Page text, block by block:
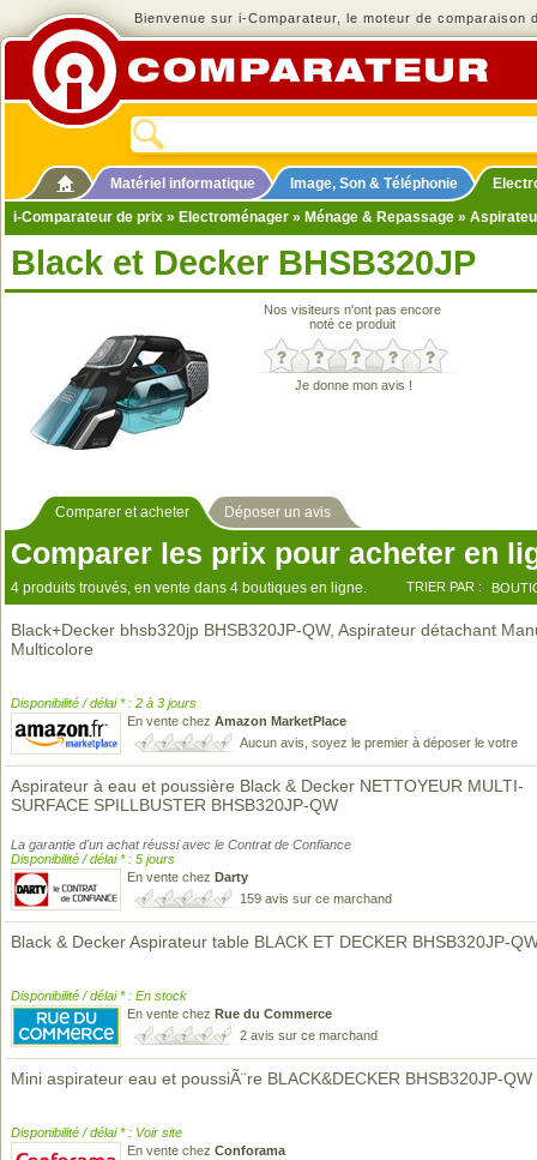
Bienvenue sur i-Comparateur, le moteur de comparaison
Matériel informatique Image, Son & Téléphonie
i-Comparateur de prix » Electroménager » Ménage & Repassage »
Black et Decker BHSB320JP
Nos visiteurs n'ont pas encore
noté ce produit
Je donne mon avis !
Comparer et acheter Déposer un avis
Comparer les prix pour acheter en
4 produits trouvés, en vente dans 4 boutiques en ligne. TRIER PAR :
Black+Decker bhsb320jp BHSB320JP-QW, Aspirateur détachant
Multicolore
Disponibilité / délai * : 2 à 3 jours
En vente chez Amazon MarketPlace
Aucun avis, soyez le premier à déposer le votre
Aspirateur à eau et poussière Black & Decker NETTOYEUR MULTI-
SURFACE SPILLBUSTER BHSB320JP-QW
La garantie d'un achat réussi avec le Contrat de Confiance
Disponibilité / délai * : 5 jours
En vente chez Darty
159 avis sur ce marchand
Black & Decker Aspirateur table BLACK ET DECKER BHSB320JP-
Disponibilité / délai * : En stock
En vente chez Rue du Commerce
2 avis sur ce marchand
Mini aspirateur eau et poussiÃ¨re BLACK&DECKER BHSB320JP-QW
Disponibilité / délai * : Voir site
En vente chez Conforama